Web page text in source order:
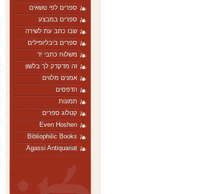
ספרים לפי נושאים
ספרים במבצע
שבו כתב עת לשירה
ספרים ביבליופילים
משלוח כתבי יד
זה מדקדק לך בלשון
אמנים מלווים
הדפסים
תמונות
קטלוג ספרים
Even Hoshen
Bibliophilic Books
Agassi Antiquariat